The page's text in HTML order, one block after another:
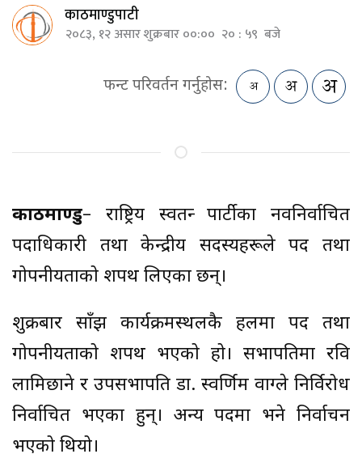
काठमाण्डुपाटी
२०८३, १२ असार शुक्रबार ००:०० २० : ५९ बजे
फन्ट परिवर्तन गर्नुहोस:
काठमाण्डु– राष्ट्रिय स्वतन्त्र पार्टीका नवनिर्वाचित
पदाधिकारी तथा केन्द्रीय सदस्यहरूले पद तथा
गोपनीयताको शपथ लिएका छन्।
शुक्रबार साँझ कार्यक्रमस्थलकै हलमा पद तथा
गोपनीयताको शपथ भएको हो। सभापतिमा रवि
लामिछाने र उपसभापति डा. स्वर्णिम वाग्ले निर्विरोध
निर्वाचित भएका हुन्। अन्य पदमा भने निर्वाचन
भएको थियो।